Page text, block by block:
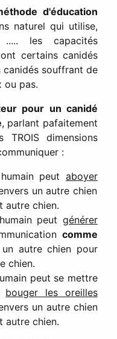
d'éducation
naturel qui utilise,
..... les capacités
certains canidés
souffrant de
ou pas.
pour un canidé
, parlant pafaitement
dimensions
:
peut aboyer
un autre chien
autre chien.
peut générer
comme
autre chien pour
chien.
peut se mettre
bouger les oreilles
un autre chien
autre chien.